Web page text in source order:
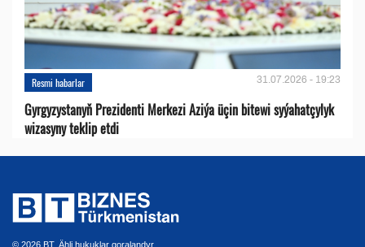
Resmi habarlar 31.07.2026 - 19:23
Gyrgyzystanyň Prezidenti Merkezi Aziýa üçin bitewi syýahatçylyk
wizasyny teklip etdi
© 2026 BT. Ähli hukuklar goralandyr.